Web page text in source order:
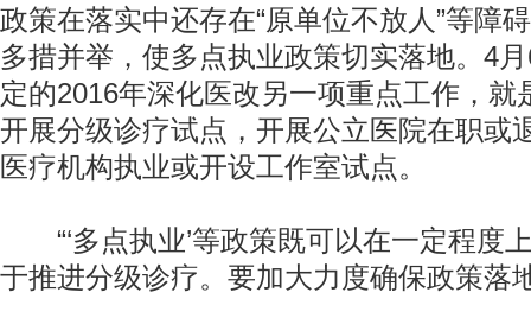
政策在落实中还存在“原单位不放人”等障
多措并举，使多点执业政策切实落地。4
定的2016年深化医改另一项重点工作，就
开展分级诊疗试点，开展公立医院在职或
医疗机构执业或开设工作室试点。
“‘多点执业’等政策既可以在一定程度上
于推进分级诊疗。要加大力度确保政策落